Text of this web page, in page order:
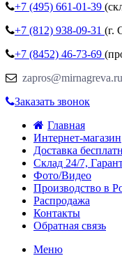
+7 (495) 661-01-39
+7 (812) 938-09-31 (г.
+7 (8452) 46-73-69
zapros@mirnagreva.ru
Заказать звонок
Главная
Интернет-магазин
Доставка
Склад 24/7,
Фото/Видео
Производство в
Распродажа
Контакты
Обратная связь
Меню